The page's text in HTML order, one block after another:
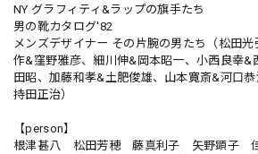
NY グラフィティ&ラップの旗手たち
男の靴カタログ'82
メンズデザイナー その片腕の男たち（松田
作&窪野雅彦、細川伸&岡本昭一、小西良幸&
田昭、加藤和孝&土肥俊雄、山本寛斎&河口
持田正治）
【person】
根津甚八 松田芳穂 藤真利子 矢野顕子